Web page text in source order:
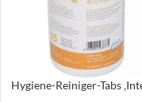
Hygiene-Reiniger-Tabs